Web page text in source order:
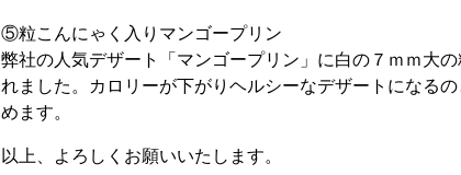
⑤粒こんにゃく入りマンゴープリン
弊社の人気デザート「マンゴープリン」に白の７ｍｍ大
れました。カロリーが下がりヘルシーなデザートになる
めます。
以上、よろしくお願いいたします。